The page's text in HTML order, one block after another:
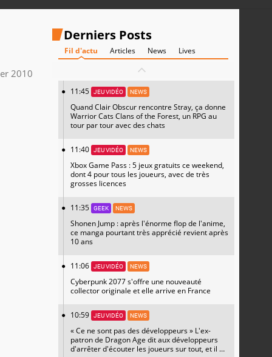
2010
Derniers Posts
Fil d'actu Articles News Lives
11:45 JEU VIDÉO NEWS
Quand Clair Obscur rencontre Stray, ça donne
Warrior Cats Clans of the Forest, un RPG au
tour par tour avec des chats
11:40 JEU VIDÉO NEWS
Xbox Game Pass : 5 jeux gratuits ce weekend,
dont 4 pour tous les joueurs, avec de très
grosses licences
11:35 GEEK NEWS
Shonen Jump : après l'énorme flop de l'anime,
ce manga pourtant très apprécié revient après
10 ans
11:06 JEU VIDÉO NEWS
Cyberpunk 2077 s'offre une nouveauté
collector originale et elle arrive en France
10:59 JEU VIDÉO NEWS
« Ce ne sont pas des développeurs » L'ex-
patron de Dragon Age dit aux développeurs
d'arrêter d'écouter les joueurs sur tout, et il a